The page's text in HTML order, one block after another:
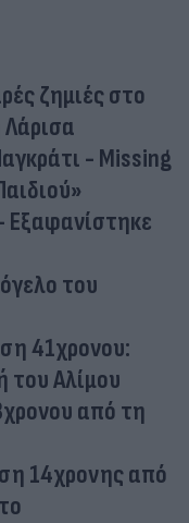
ζημιές στο
- Missing
Εξαφανίστηκε
του
41χρονου:
του Αλίμου
από τη
14χρονης από